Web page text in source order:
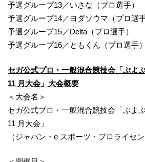
予選グループ13／いさな（プロ選手）
予選グループ14／ヨダソウマ（プロ選手
予選グループ15／Delta（プロ選手）
予選グループ16／ともくん（プロ選手）
セガ公式プロ・一般混合競技会「ぷよ
11 月大会」大会概要
＜大会名＞
セガ公式プロ・一般混合競技会「ぷよ
11 月大会」
（ジャパン・e スポーツ・プロライセン